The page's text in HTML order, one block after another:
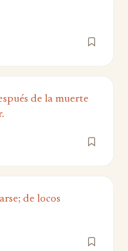
de la muerte
de locos